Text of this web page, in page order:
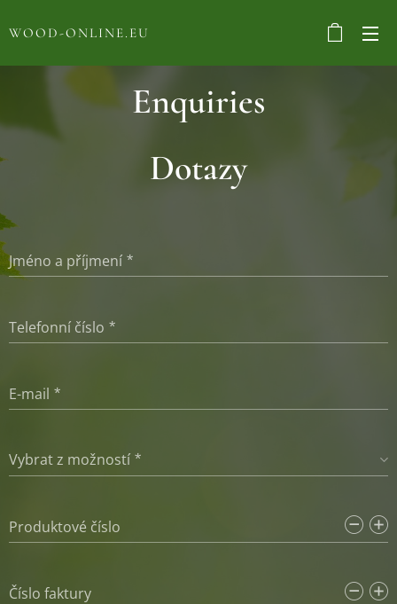
WOOD-ONLINE.EU
Enquiries
Dotazy
Jméno a příjmení
Telefonní číslo
E-mail
Vybrat z možností
Produktové číslo
Číslo faktury